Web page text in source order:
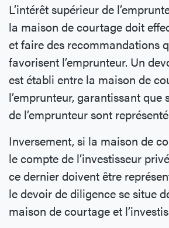
L’intérêt supérieur de
la maison de courtage doit
et faire des recommandations
favorisent l’emprunteur. Un
est établi entre la maison de
l’emprunteur, garantissant que
de l’emprunteur sont
Inversement, si la maison de
le compte de l’investisseur
ce dernier doivent être
le devoir de diligence se situe
maison de courtage et